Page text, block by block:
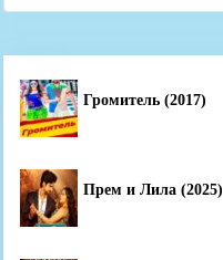
for:
Громитель (2017)
Прем и Лила (2025)